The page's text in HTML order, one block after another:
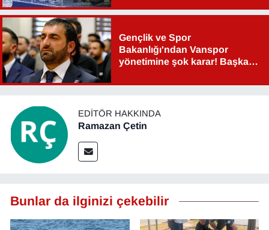
Gençlik ve Spor
Bakanlığı'ndan Vanspor
yönetimine şok karar! Başkan
EDITÖR HAKKINDA
Ramazan Çetin
Bunlar da ilginizi çekebilir
TEBRİK
TEKNOLOJİ
Turizm
VAN'DA SPOR
Vasıta
YEREL